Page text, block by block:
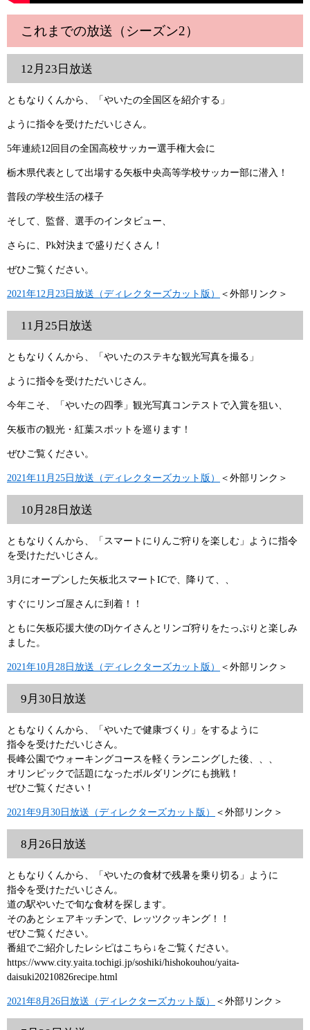
これまでの放送（シーズン2）
12月23日放送
ともなりくんから、「やいたの全国区を紹介する」
ように指令を受けただいじさん。
5年連続12回目の全国高校サッカー選手権大会に
栃木県代表として出場する矢板中央高等学校サッカー部に潜入！
普段の学校生活の様子
そして、監督、選手のインタビュー、
さらに、Pk対決まで盛りだくさん！
ぜひご覧ください。
2021年12月23日放送（ディレクターズカット版） ＜外部リンク＞
11月25日放送
ともなりくんから、「やいたのステキな観光写真を撮る」
ように指令を受けただいじさん。
今年こそ、「やいたの四季」観光写真コンテストで入賞を狙い、
矢板市の観光・紅葉スポットを巡ります！
ぜひご覧ください。
2021年11月25日放送（ディレクターズカット版） ＜外部リンク＞
10月28日放送
ともなりくんから、「スマートにりんご狩りを楽しむ」ように指令
を受けただいじさん。
3月にオープンした矢板北スマートICで、降りて、、
すぐにリンゴ屋さんに到着！！
ともに矢板応援大使のDjケイさんとリンゴ狩りをたっぷりと楽しみ
ました。
2021年10月28日放送（ディレクターズカット版） ＜外部リンク＞
9月30日放送
ともなりくんから、「やいたで健康づくり」をするように
指令を受けただいじさん。
長峰公園でウォーキングコースを軽くランニングした後、、、
オリンピックで話題になったボルダリングにも挑戦！
ぜひご覧ください！
2021年9月30日放送（ディレクターズカット版） ＜外部リンク＞
8月26日放送
ともなりくんから、「やいたの食材で残暑を乗り切る」ように
指令を受けただいじさん。
道の駅やいたで旬な食材を探します。
そのあとシェアキッチンで、レッツクッキング！！
ぜひご覧ください。
番組でご紹介したレシピはこちら↓をご覧ください。
https://www.city.yaita.tochigi.jp/soshiki/hishokouhou/yaita-
daisuki20210826recipe.html
2021年8月26日放送（ディレクターズカット版） ＜外部リンク＞